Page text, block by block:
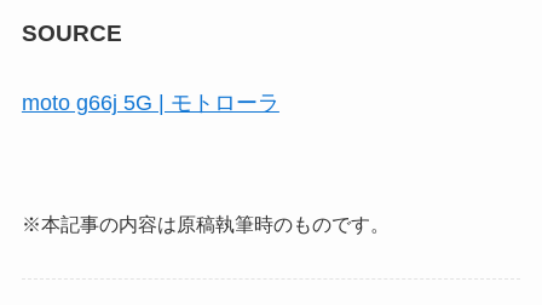
SOURCE
moto g66j 5G | モトローラ
※本記事の内容は原稿執筆時のものです。